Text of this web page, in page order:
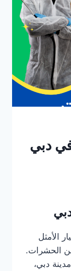
دبي
الأمثل
الحشرات.
دبي،